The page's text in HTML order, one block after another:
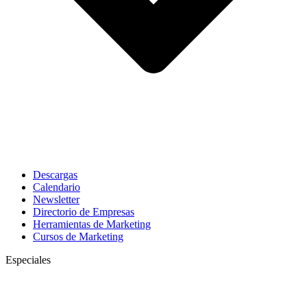
Descargas
Calendario
Newsletter
Directorio de Empresas
Herramientas de Marketing
Cursos de Marketing
Especiales